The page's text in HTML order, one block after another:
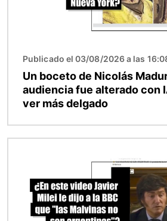
Publicado el 03/08/2026 a las
Un boceto de Nicolás
audiencia fue alterado con
ver más delgado